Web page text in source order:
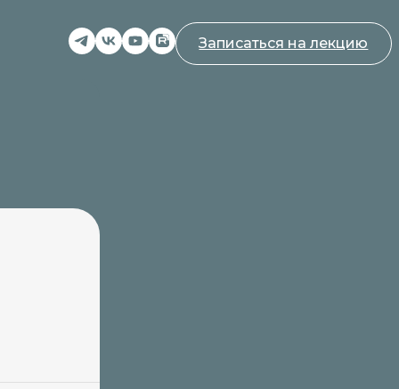
Записаться на лекцию